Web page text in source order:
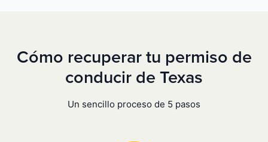
Cómo recuperar tu permiso de
conducir de Texas
Un sencillo proceso de 5 pasos